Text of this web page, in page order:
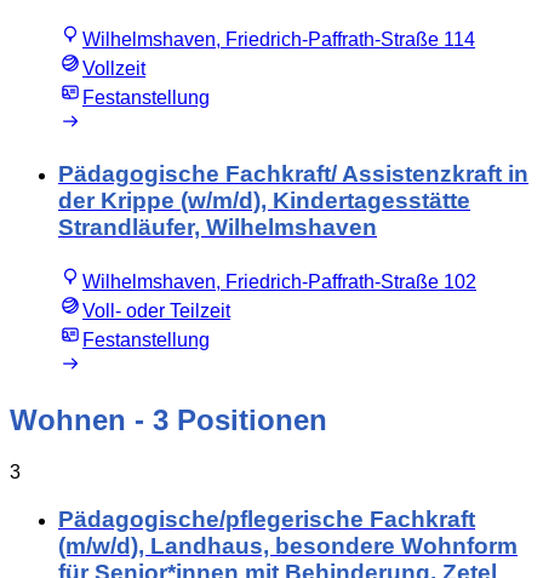
Wilhelmshaven, Friedrich-Paffrath-Straße 114
Vollzeit
Festanstellung
Pädagogische Fachkraft/ Assistenzkraft in
der Krippe (w/m/d), Kindertagesstätte
Strandläufer, Wilhelmshaven
Wilhelmshaven, Friedrich-Paffrath-Straße 102
Voll- oder Teilzeit
Festanstellung
Wohnen - 3 Positionen
3
Pädagogische/pflegerische Fachkraft
(m/w/d), Landhaus, besondere Wohnform
für Senior*innen mit Behinderung, Zetel